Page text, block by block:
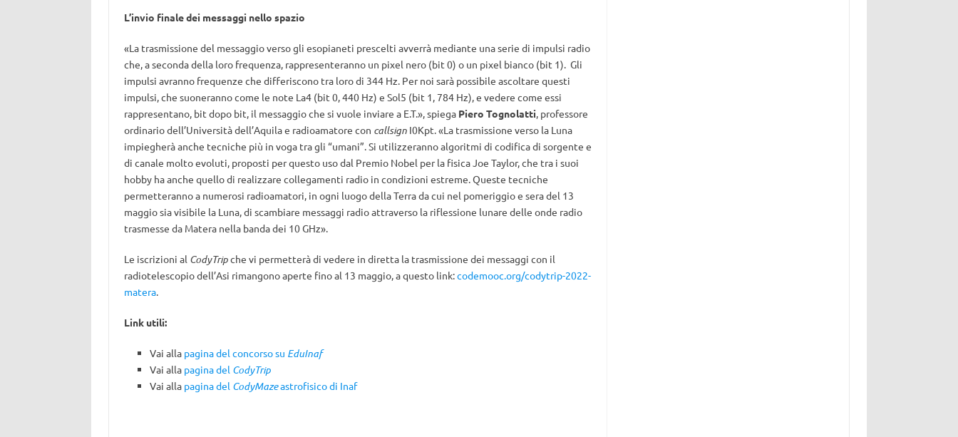
L’invio finale dei messaggi nello spazio
«La trasmissione del messaggio verso gli esopianeti prescelti avverrà mediante una serie di impulsi radio
che, a seconda della loro frequenza, rappresenteranno un pixel nero (bit 0) o un pixel bianco (bit 1). Gli
impulsi avranno frequenze che differiscono tra loro di 344 Hz. Per noi sarà possibile ascoltare questi
impulsi, che suoneranno come le note La4 (bit 0, 440 Hz) e Sol5 (bit 1, 784 Hz), e vedere come essi
rappresentano, bit dopo bit, il messaggio che si vuole inviare a E.T.», spiega Piero Tognolatti, professore
ordinario dell’Università dell’Aquila e radioamatore con callsignI0Kpt. «La trasmissione verso la Luna
impiegherà anche tecniche più in voga tra gli “umani”. Si utilizzeranno algoritmi di codifica di sorgente e
di canale molto evoluti, proposti per questo uso dal Premio Nobel per la fisica Joe Taylor, che tra i suoi
hobby ha anche quello di realizzare collegamenti radio in condizioni estreme. Queste tecniche
permetteranno a numerosi radioamatori, in ogni luogo della Terra da cui nel pomeriggio e sera del 13
maggio sia visibile la Luna, di scambiare messaggi radio attraverso la riflessione lunare delle onde radio
trasmesse da Matera nella banda dei 10 GHz».
Le iscrizioni al CodyTripche vi permetterà di vedere in diretta la trasmissione dei messaggi con il
radiotelescopio dell’Asi rimangono aperte fino al 13 maggio, a questo link:codemooc.org/codytrip-2022-
matera.
Link utili:
Vai alla pagina del concorso su EduInaf
Vai alla pagina del CodyTrip
Vai alla pagina del CodyMazeastrofisico di Inaf